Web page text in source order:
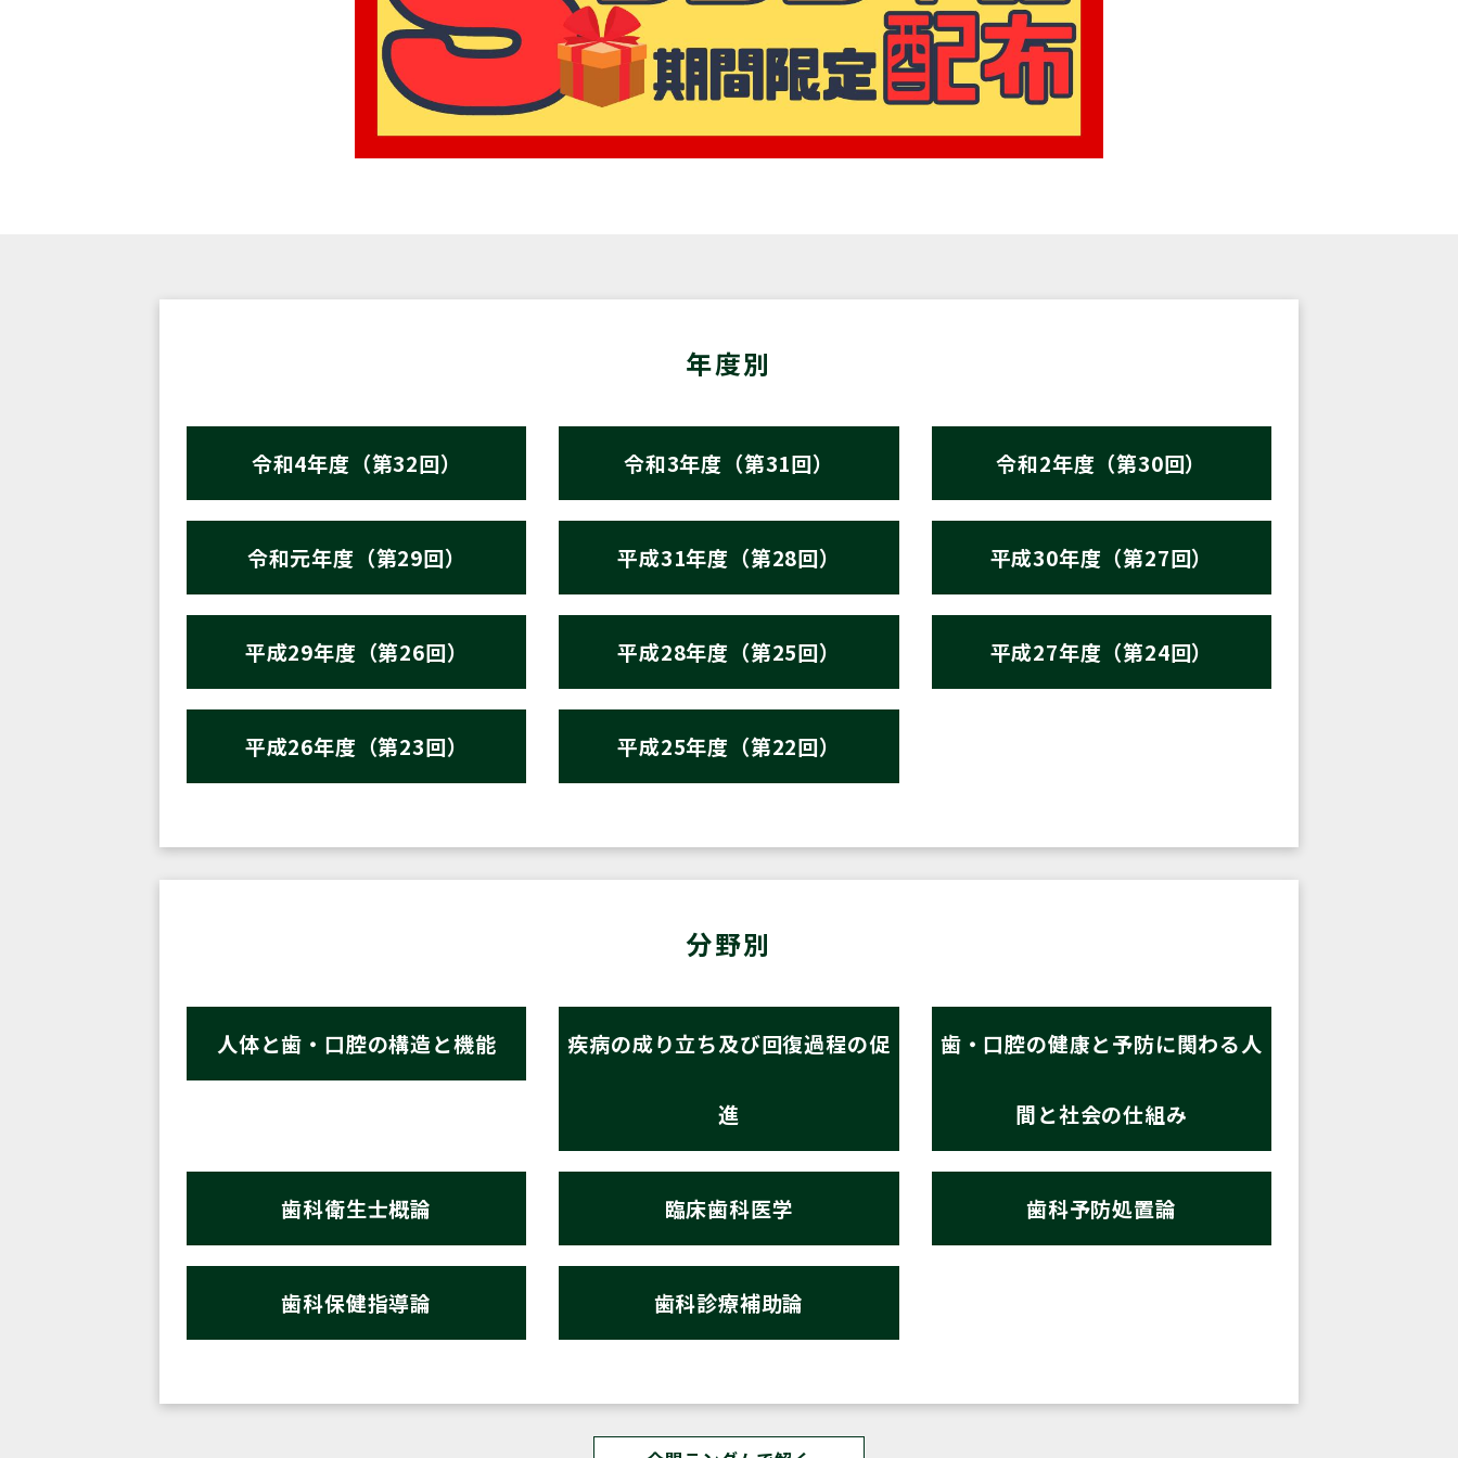
年度別
令和4年度（第32回） 令和3年度（第31回） 令和2年度（第30回）
令和元年度（第29回） 平成31年度（第28回） 平成30年度（第27回）
平成29年度（第26回） 平成28年度（第25回） 平成27年度（第24回）
平成26年度（第23回） 平成25年度（第22回）
分野別
人体と歯・口腔の構造と機能 疾病の成り立ち及び回復過程の促
進
歯・口腔の健康と予防に関わる人
間と社会の仕組み
歯科衛生士概論 臨床歯科医学 歯科予防処置論
歯科保健指導論 歯科診療補助論